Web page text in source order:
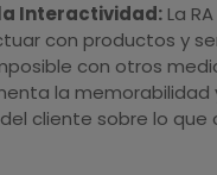
Interactividad: La
con productos y
con otros
la memorabilidad
cliente sobre lo que